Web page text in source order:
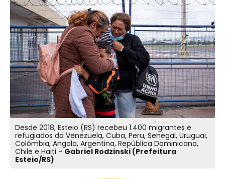
Desde 2018, Esteio (RS) recebeu 1.400 migrantes e
refugiados da Venezuela, Cuba, Peru, Senegal, Uruguai,
Colômbia, Angola, Argentina, República Dominicana,
Chile e Haiti - Gabriel Rodzinski (Prefeitura
Esteio/RS)